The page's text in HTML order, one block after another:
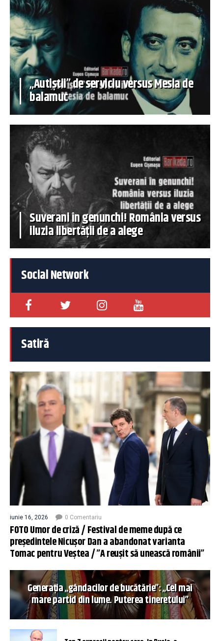
„Autiștii” de serviciu versus Mesia de
balamuc
Suverani în genunchi! România versus
iluzia libertății de a alege
Social Network
Satiră
iunie 16, 2026 0 Comentariu
FOTO Umor de criză / Festival de meme după ce
președintele Nicușor Dan a abandonat varianta
Tomac pentru Veștea / ”A reușit să unească românii”
Generația „gândacilor de bucătărie”: „Cel mai
mare partid din lume. Puterea tineretului”